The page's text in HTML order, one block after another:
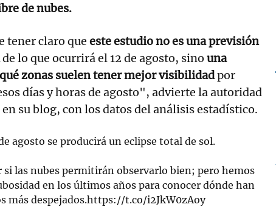
de nubes.
tener claro que este estudio no es una previsión
de lo que ocurrirá el 12 de agosto, sino una
zonas suelen tener mejor visibilidadpor
días y horas de agosto", advierte la autoridad
su blog, con los datos del análisis estadístico.
agosto se producirá un eclipse total de sol.
las nubes permitirán observarlo bien; pero hemos
en los últimos años para conocer dónde han
más despejados.https://t.co/i2JkW0zAoy